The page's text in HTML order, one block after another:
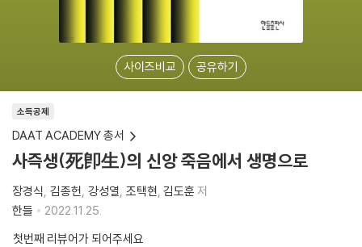
사이즈비교 공유하기
소득공제
DAAT ACADEMY 총서
사즉생(死卽生)의 신앙 죽음에서 생명으로
장경식 김종헌 강성열 조택현 김도훈 저
한들
2022.11.25.
첫번째 리뷰어가 되어주세요